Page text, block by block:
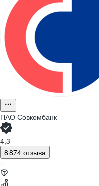
ПАО Совкомбанк
4,3
8 874 отзыва
·